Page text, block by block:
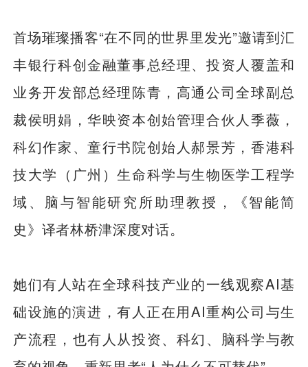
首场璀璨播客“在不同的世界里发光”邀请到汇
丰银行科创金融董事总经理、投资人覆盖和
业务开发部总经理陈青，高通公司全球副总
裁侯明娟，华映资本创始管理合伙人季薇，
科幻作家、童行书院创始人郝景芳，香港科
技大学（广州）生命科学与生物医学工程学
域、脑与智能研究所助理教授，《智能简
史》译者林桥津深度对话。
她们有人站在全球科技产业的一线观察AI基
础设施的演进，有人正在用AI重构公司与生
产流程，也有人从投资、科幻、脑科学与教